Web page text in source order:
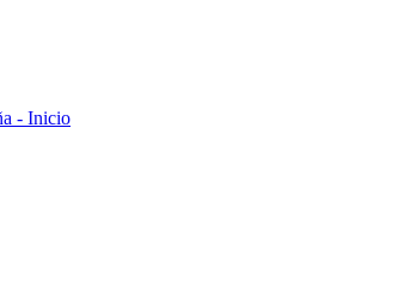
- Inicio